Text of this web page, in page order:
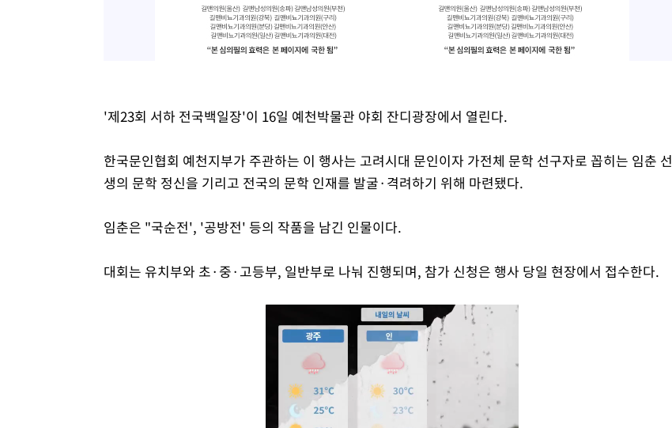
'제23회 서하 전국백일장'이 16일 예천박물관 야회 잔디광장에서 열린다.
한국문인협회 예천지부가 주관하는 이 행사는 고려시대 문인이자 가전체 문학 선구자로 꼽히는 임춘 선
생의 문학 정신을 기리고 전국의 문학 인재를 발굴·격려하기 위해 마련됐다.
임춘은 "국순전', '공방전' 등의 작품을 남긴 인물이다.
대회는 유치부와 초·중·고등부, 일반부로 나눠 진행되며, 참가 신청은 행사 당일 현장에서 접수한다.